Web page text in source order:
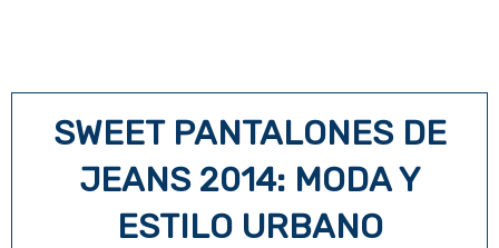
SWEET PANTALONES DE
JEANS 2014: MODA Y
ESTILO URBANO